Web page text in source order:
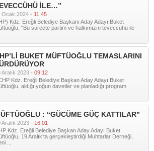
İLE…”
Ocak 2024 - 11:45
Kdz. Ereğli Belediye Başkanı Aday Adayı Buket
"Bu süreçte partim ve halkımızın teveccühü ile
BUKET MÜFTÜOĞLU TEMASLARINI
Aralık 2023 - 09:12
Kdz. Ereğli Belediye Başkan Aday Adayı Buket
aldığı yoğun davetler ve planladığı program
: “GÜCÜME GÜÇ KATTILAR”
Aralık 2023 - 16:01
Kdz. Ereğli Belediye Başkan Aday Adayı Buket
19 Aralık’ta gerçekleştirdiği Muhtarlar Derneği,
...